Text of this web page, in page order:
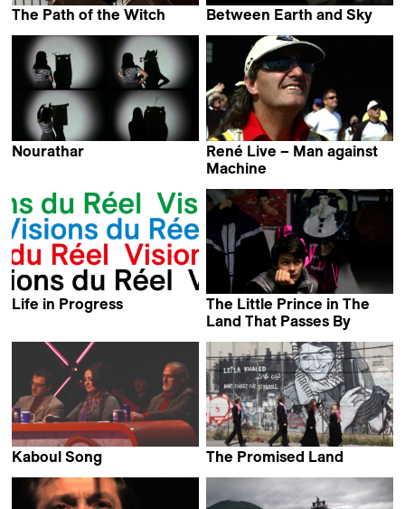
The Path of the Witch
Between Earth and Sky
Nourathar
René Live – Man against
Machine
Life in Progress
The Little Prince in The
Land That Passes By
Kaboul Song
Wolgrand Ribeiro
The Promised Land